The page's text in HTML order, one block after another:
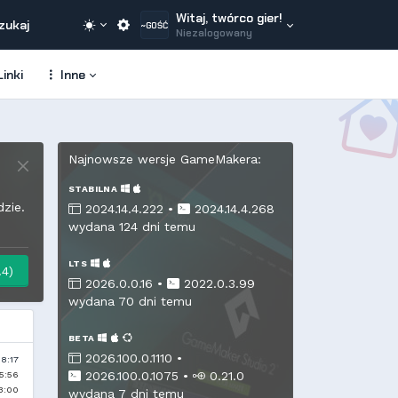
~GOŚĆ Witaj, twórco gier!
Niezalogowany
Inne
Przycinanie do prostokątnego obszaru
Ekwpiunek i statystyki
Inventory / Ewipunek / Plecak - proste rozwiązanie
Najnowsze wersje GameMakera:
STABILNA
2024.14.4.222 •
2024.14.4.268
wydana 124 dni temu
LTS
2026.0.0.16 •
2022.0.3.99
wydana 70 dni temu
BETA
2026.100.0.1110 •
2026.100.0.1075 •
0.21.0
wydana 7 dni temu